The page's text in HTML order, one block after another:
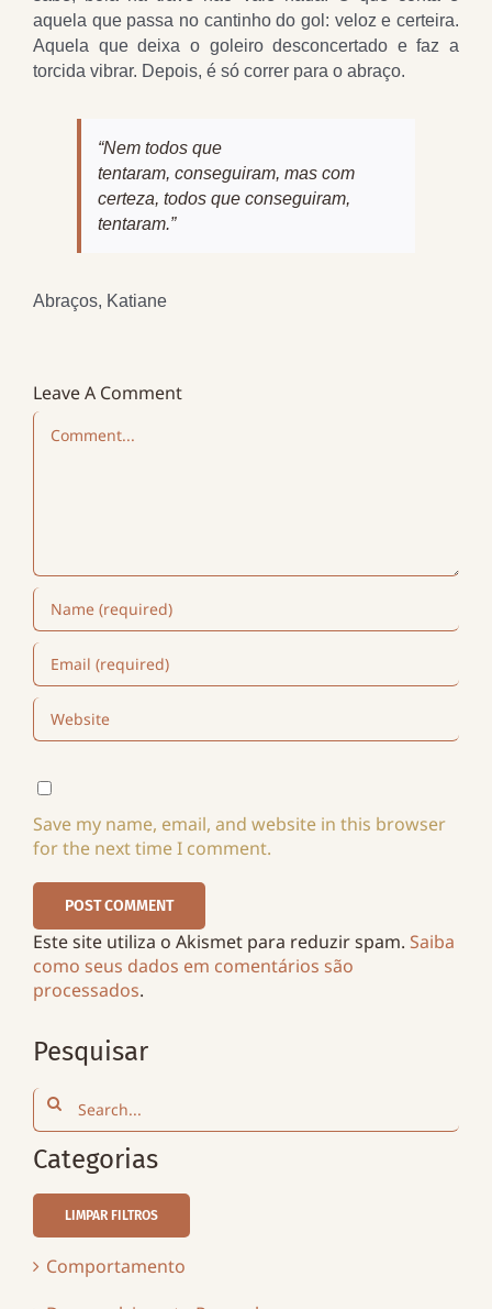
aquela que passa no cantinho do gol: veloz e certeira.
Aquela que deixa o goleiro desconcertado e faz a
torcida vibrar. Depois, é só correr para o abraço.
“Nem todos que
tentaram, conseguiram, mas com
certeza, todos que conseguiram,
tentaram.”
Abraços, Katiane
Leave A Comment
Comment
Save my name, email, and website in this browser
for the next time I comment.
Este site utiliza o Akismet para reduzir spam. Saiba
como seus dados em comentários são
processados.
Pesquisar
Search
for:
Categorias
LIMPAR FILTROS
Comportamento